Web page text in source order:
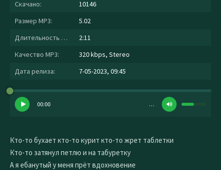
Скачано:
10146
Размер MP3:
5.02
Длительность MP3:
2:11
Качество MP3:
320 kbps, Stereo
Дата релиза:
7-05-2023, 09:45
00:00 …
Кто-то бухает кто-то курит кто-то жрет таблетки
Кто-то затянул петлю и на табуретку
А я ебанутый у меня прёт вдохновение